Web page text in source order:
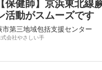
【保健師】京浜東北線
活動がスムーズです
市第三地域包括支援センター
式会社やさしい手